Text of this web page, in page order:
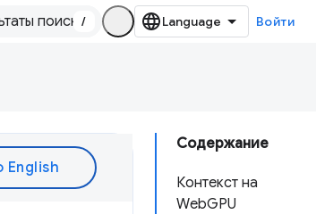
/ Войти
Содержание
Контекст на
WebGPU